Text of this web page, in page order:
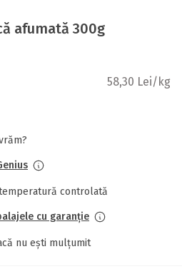
afumată 300g
58,30 Lei/kg
controlată
cu garanție
nu ești mulțumit